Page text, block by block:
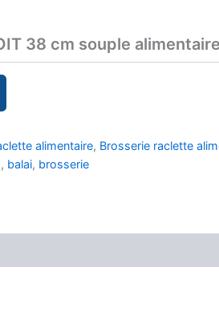
38 cm souple alimentaire
alimentaire, Brosserie raclette
, balai, brosserie